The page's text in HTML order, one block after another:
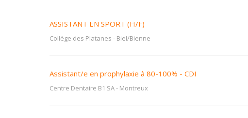
ASSISTANT EN SPORT (H/F)
Collège des Platanes - Biel/Bienne
Assistant/e en prophylaxie à 80-100% - CDI
Centre Dentaire B1 SA- Montreux